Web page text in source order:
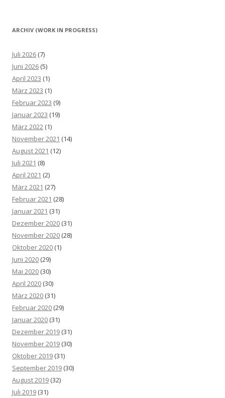
ARCHIV (WORK IN PROGRESS)
Juli 2026 (7)
Juni 2026 (5)
April 2023 (1)
März 2023 (1)
Februar 2023 (9)
Januar 2023 (19)
März 2022 (1)
November 2021 (14)
August 2021 (12)
Juli 2021 (8)
April 2021 (2)
März 2021 (27)
Februar 2021 (28)
Januar 2021 (31)
Dezember 2020 (31)
November 2020 (28)
Oktober 2020 (1)
Juni 2020 (29)
Mai 2020 (30)
April 2020 (30)
März 2020 (31)
Februar 2020 (29)
Januar 2020 (31)
Dezember 2019 (31)
November 2019 (30)
Oktober 2019 (31)
September 2019 (30)
August 2019 (32)
Juli 2019 (31)